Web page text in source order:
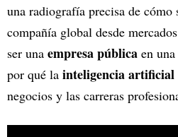
una radiografía precisa de cómo
compañía global desde
ser una empresa pública en
por qué la inteligencia artificial
negocios y las carreras